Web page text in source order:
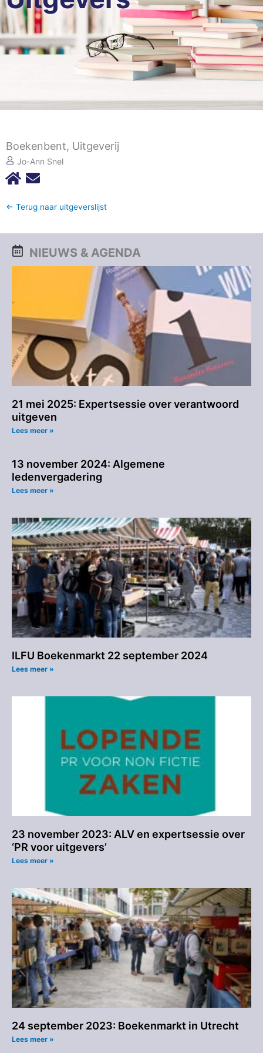
Boekenbent, Uitgeverij
Jo-Ann Snel
← Terug naar uitgeverslijst
NIEUWS & AGENDA
21 mei 2025: Expertsessie over verantwoord
uitgeven
Lees meer »
13 november 2024: Algemene
ledenvergadering
Lees meer »
ILFU Boekenmarkt 22 september 2024
Lees meer »
23 november 2023: ALV en expertsessie over
‘PR voor uitgevers’
Lees meer »
24 september 2023: Boekenmarkt in Utrecht
Lees meer »